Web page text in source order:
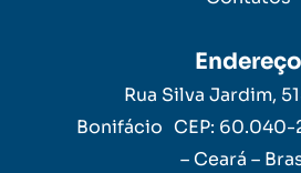
Endereço
Rua Silva Jardim,
Bonifácio CEP: 60.040-
– Ceará –